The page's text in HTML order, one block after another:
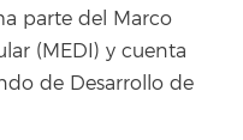
parte del Marco
(MEDI) y cuenta
de Desarrollo de